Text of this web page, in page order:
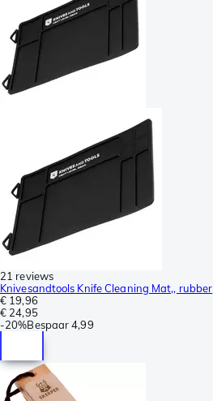
21 reviews
Knivesandtools Knife Cleaning Mat,, rubber
€ 19,96
€ 24,95
-20%Bespaar 4,99